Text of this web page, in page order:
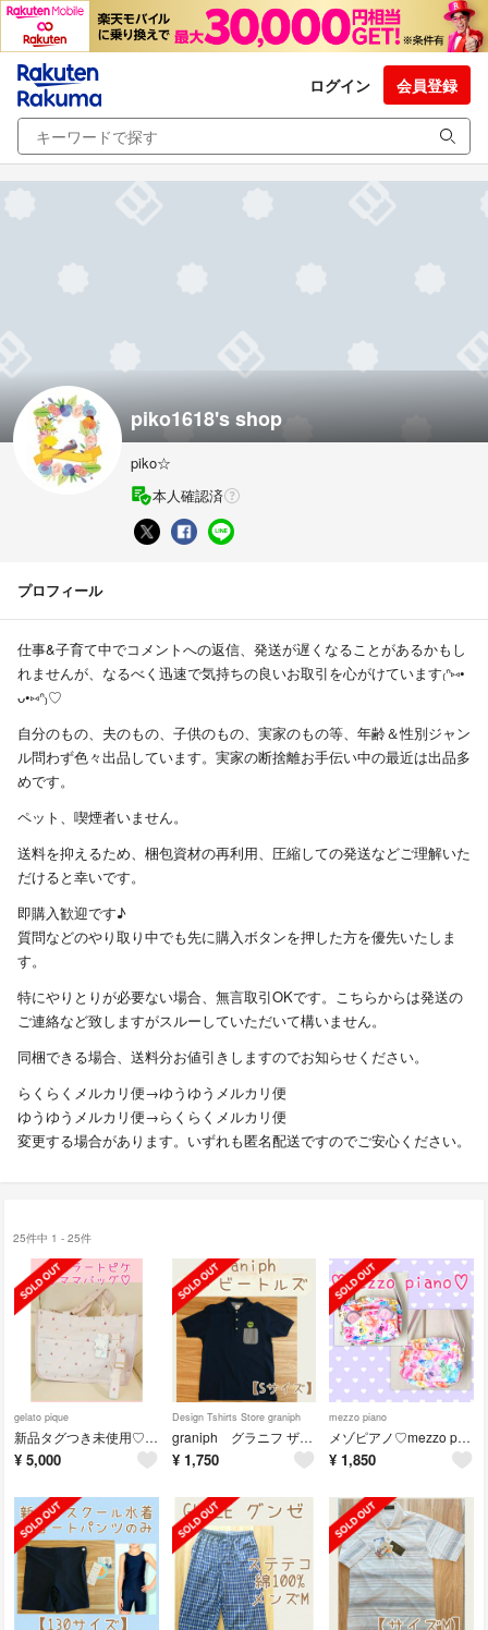
ログイン 会員登録
piko1618's shop
piko☆
本人確認済
プロフィール
仕事&子育て中でコメントへの返信、発送が遅くなることがあるかもし
れませんが、なるべく迅速で気持ちの良いお取引を心がけています₍ᐢ⑅•
ᴗ•⑅ᐢ₎♡
自分のもの、夫のもの、子供のもの、実家のもの等、年齢＆性別ジャン
ル問わず色々出品しています。実家の断捨離お手伝い中の最近は出品多
めです。
ペット、喫煙者いません。
送料を抑えるため、梱包資材の再利用、圧縮しての発送などご理解いた
だけると幸いです。
即購入歓迎です♪
質問などのやり取り中でも先に購入ボタンを押した方を優先いたしま
す。
特にやりとりが必要ない場合、無言取引OKです。こちらからは発送の
ご連絡など致しますがスルーしていただいて構いません。
同梱できる場合、送料分お値引きしますのでお知らせください。
らくらくメルカリ便→ゆうゆうメルカリ便
ゆうゆうメルカリ便→らくらくメルカリ便
変更する場合があります。いずれも匿名配送ですのでご安心ください。
25件中 1 - 25件
gelato pique
新品タグつき未使用♡ジェラートピケ ママバッグ ちびフルーツ
¥ 5,000
Design Tshirts Store graniph
graniph グラニフ ザ・ビートルズ ポロシャツ【Sサイズ】ネイビー 濃紺
¥ 1,750
mezzo piano
メゾピアノ♡mezzo piano♡テディベア柄 ショルダーバッグ
¥ 1,850